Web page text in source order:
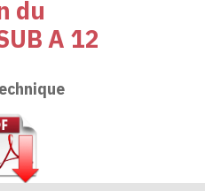
du
A 12